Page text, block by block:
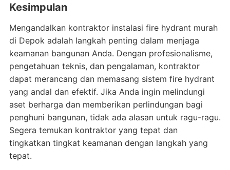
Kesimpulan
Mengandalkan kontraktor instalasi fire hydrant murah
di Depok adalah langkah penting dalam menjaga
keamanan bangunan Anda. Dengan profesionalisme,
pengetahuan teknis, dan pengalaman, kontraktor
dapat merancang dan memasang sistem fire hydrant
yang andal dan efektif. Jika Anda ingin melindungi
aset berharga dan memberikan perlindungan bagi
penghuni bangunan, tidak ada alasan untuk ragu-ragu.
Segera temukan kontraktor yang tepat dan
tingkatkan tingkat keamanan dengan langkah yang
tepat.